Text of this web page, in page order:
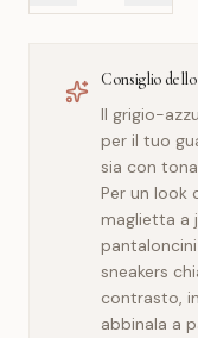
Consiglio
Il grigio-
per il tuo
sia con
Per un look
maglietta a
sneakers
contrasto,
abbinala a